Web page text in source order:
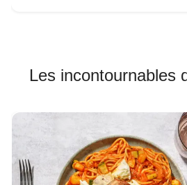
Les incontournables